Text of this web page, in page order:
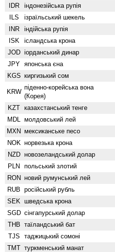
IDR індонезійська рупія
ILS ізраїльський шекель
INR індійська рупія
ISK ісландська крона
JOD іорданський динар
JPY японська єна
KGS киргизький сом
KRW
піденно-корейська вона
(Корея)
KZT казахстанський тенге
MDL молдовський лей
MXN мексиканське песо
NOK норвезька крона
NZD ново­зеландський долар
PLN польський злотий
RON новий румунський лей
RUB російський рубль
SEK шведська крона
SGD сінгапурський долар
THB таїландський бат
TJS таджицький сомоні
TMT туркменський манат